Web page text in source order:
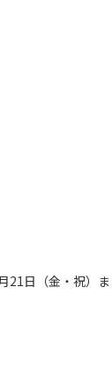
21日（金・祝）ま